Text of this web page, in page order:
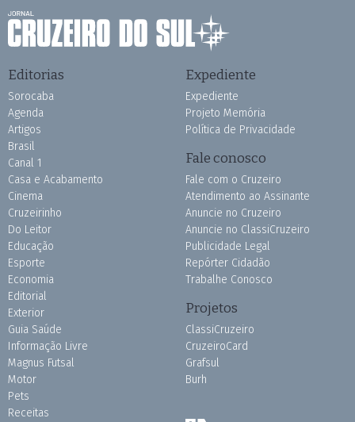
Editorias
Sorocaba
Agenda
Artigos
Brasil
Canal 1
Casa e Acabamento
Cinema
Cruzeirinho
Do Leitor
Educação
Esporte
Economia
Editorial
Exterior
Guia Saúde
Informação Livre
Magnus Futsal
Motor
Pets
Receitas
Expediente
Expediente
Projeto Memória
Política de Privacidade
Fale conosco
Fale com o Cruzeiro
Atendimento ao Assinante
Anuncie no Cruzeiro
Anuncie no ClassiCruzeiro
Publicidade Legal
Repórter Cidadão
Trabalhe Conosco
Projetos
ClassiCruzeiro
CruzeiroCard
Grafsul
Burh